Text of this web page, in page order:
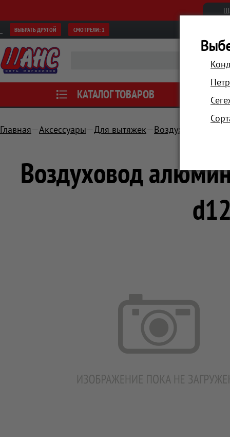
ВЫБРАТЬ ДРУГОЙ СМОТРЕЛИ: 1
КАТАЛОГ ТОВАРОВ АКЦИИ
Главная Аксессуары Для вытяжек Воздуховоды
Воздуховод